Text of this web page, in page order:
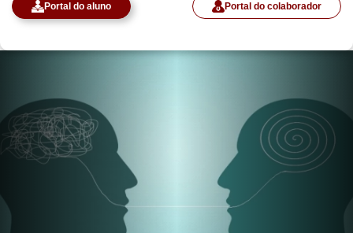
Portal do aluno Portal do colaborador